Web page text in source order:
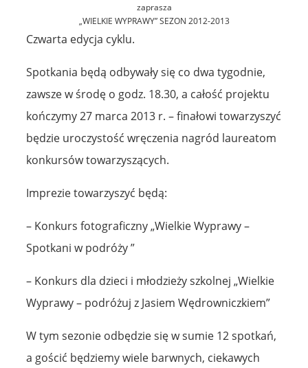
zaprasza
„WIELKIE WYPRAWY” SEZON 2012-2013
Czwarta edycja cyklu.
Spotkania będą odbywały się co dwa tygodnie,
zawsze w środę o godz. 18.30, a całość projektu
kończymy 27 marca 2013 r. – finałowi towarzyszyć
będzie uroczystość wręczenia nagród laureatom
konkursów towarzyszących.
Imprezie towarzyszyć będą:
– Konkurs fotograficzny „Wielkie Wyprawy –
Spotkani w podróży ”
– Konkurs dla dzieci i młodzieży szkolnej „Wielkie
Wyprawy – podróżuj z Jasiem Wędrowniczkiem”
W tym sezonie odbędzie się w sumie 12 spotkań,
a gościć będziemy wiele barwnych, ciekawych